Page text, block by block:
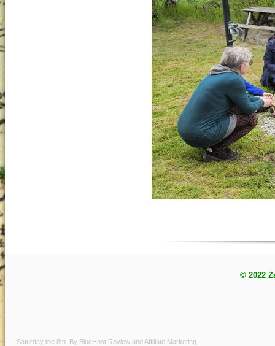
© 2022
Saturday the 8th. By BlueHost Review andAffiliate Marketing